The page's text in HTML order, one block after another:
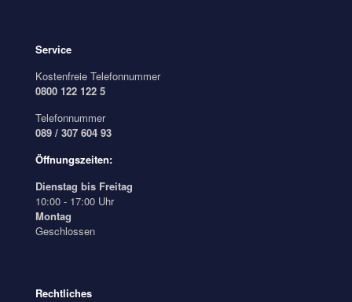
Service
Kostenfreie Telefonnummer
0800 122 122 5
Telefonnummer
089 / 307 604 93
Öffnungszeiten:
Dienstag bis Freitag
10:00 - 17:00 Uhr
Montag
Geschlossen
Rechtliches